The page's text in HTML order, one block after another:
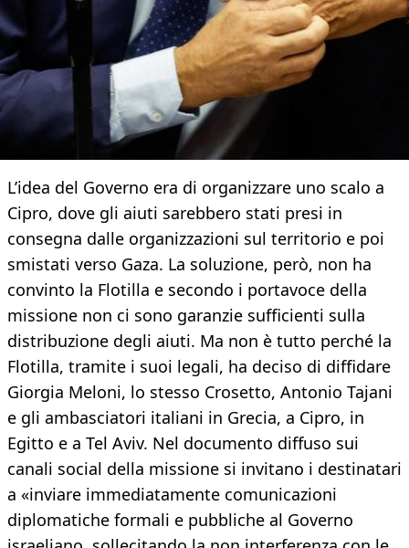
L’idea del Governo era di organizzare uno scalo a
Cipro, dove gli aiuti sarebbero stati presi in
consegna dalle organizzazioni sul territorio e poi
smistati verso Gaza. La soluzione, però, non ha
convinto la Flotilla e secondo i portavoce della
missione non ci sono garanzie sufficienti sulla
distribuzione degli aiuti. Ma non è tutto perché la
Flotilla, tramite i suoi legali, ha deciso di diffidare
Giorgia Meloni, lo stesso Crosetto, Antonio Tajani
e gli ambasciatori italiani in Grecia, a Cipro, in
Egitto e a Tel Aviv. Nel documento diffuso sui
canali social della missione si invitano i destinatari
a «inviare immediatamente comunicazioni
diplomatiche formali e pubbliche al Governo